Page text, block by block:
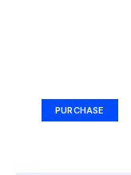
PURCHASE